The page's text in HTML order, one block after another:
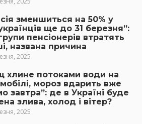
зменшиться на 50% у
ще до 31 березня”:
пенсіонерів втратять
названа причина
2025
хлине потоками води на
мороз вдарить вже
завтра”: де в Україні буде
злива, холод і вітер?
2025